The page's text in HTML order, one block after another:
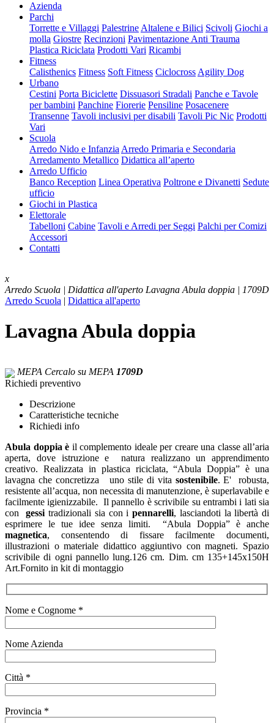
Azienda
Parchi
Torrette e Villaggi Palestrine Altalene e Bilici Scivoli Giochi a
molla Giostre Recinzioni Pavimentazione Anti Trauma
Plastica Riciclata Prodotti Vari Ricambi
Fitness
Calisthenics Fitness Soft Fitness Ciclocross Agility Dog
Urbano
Cestini Porta Biciclette Dissuasori Stradali Panche e Tavole
per bambini Panchine Fiorerie Pensiline Posacenere
Transenne Tavoli inclusivi per disabili Tavoli Pic Nic Prodotti
Vari
Scuola
Arredo Nido e Infanzia Arredo Primaria e Secondaria
Arredamento Metallico Didattica all’aperto
Arredo Ufficio
Banco Reception Linea Operativa Poltrone e Divanetti Sedute
ufficio
Giochi in Plastica
Elettorale
Tabelloni Cabine Tavoli e Arredi per Seggi Palchi per Comizi
Accessori
Contatti
x
Arredo Scuola | Didattica all'aperto Lavagna Abula doppia | 1709D
Arredo Scuola | Didattica all'aperto
Lavagna Abula doppia
MEPA Cercalo su MEPA 1709D
Richiedi preventivo
Descrizione
Caratteristiche tecniche
Richiedi info
Abula doppia è il complemento ideale per creare una classe all’aria
aperta, dove istruzione e natura realizzano un apprendimento
creativo. Realizzata in plastica riciclata, “Abula Doppia” è una
lavagna che concretizza uno stile di vita sostenibile. E' robusta,
resistente all’acqua, non necessita di manutenzione, è superlavabile e
facilmente igienizzabile. Il pannello è scrivibile su entrambi i lati sia
congessi tradizionali sia con ipennarelli, lasciandoti la libertà di
esprimere le tue idee senza limiti. “Abula Doppia” è anche
magnetica, consentendo di fissare facilmente documenti,
illustrazioni o materiale didattico aggiuntivo con magneti. Spazio
scrivibile di ogni pannello lung.126 cm. Dim. cm 135+145x150H
Art.Fornito in kit di montaggio
Nome e Cognome *
Nome Azienda
Città *
Provincia *